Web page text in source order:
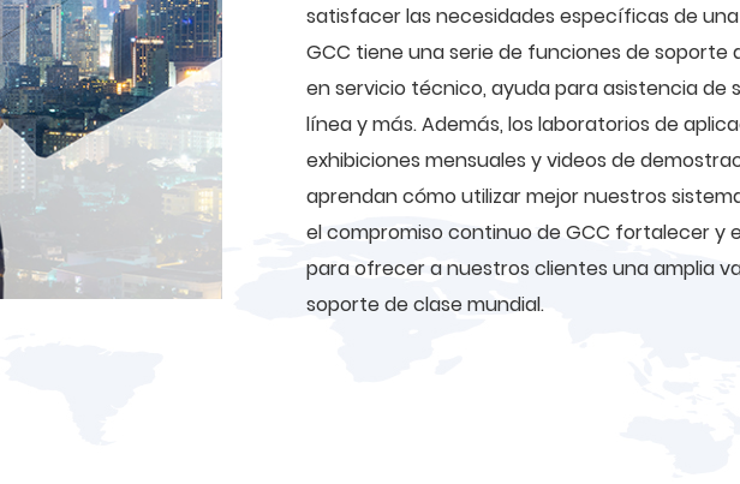
satisfacer las necesidades específicas de
GCC tiene una serie de funciones de
en servicio técnico, ayuda para asistencia de
línea y más. Además, los laboratorios de
exhibiciones mensuales y videos de
aprendan cómo utilizar mejor nuestros
el compromiso continuo de GCC fortalecer y
para ofrecer a nuestros clientes una amplia
soporte de clase mundial.